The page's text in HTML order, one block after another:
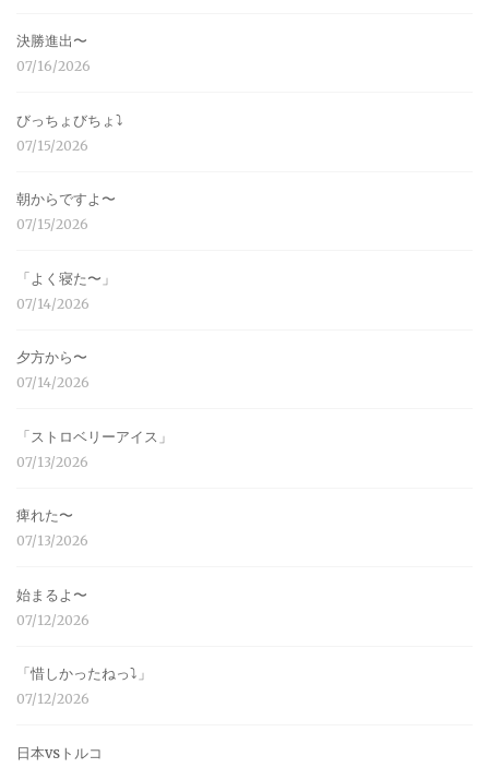
決勝進出〜
07/16/2026
びっちょびちょ⤵︎
07/15/2026
朝からですよ〜
07/15/2026
「よく寝た〜」
07/14/2026
夕方から〜
07/14/2026
「ストロベリーアイス」
07/13/2026
痺れた〜
07/13/2026
始まるよ〜
07/12/2026
「惜しかったねっ⤵︎」
07/12/2026
日本vsトルコ